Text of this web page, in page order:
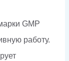
GMP
работу.